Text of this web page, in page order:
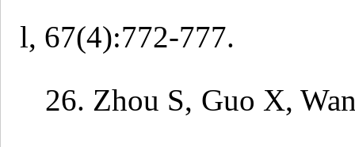
l, 67(4):772-777.
26. Zhou S, Guo X,